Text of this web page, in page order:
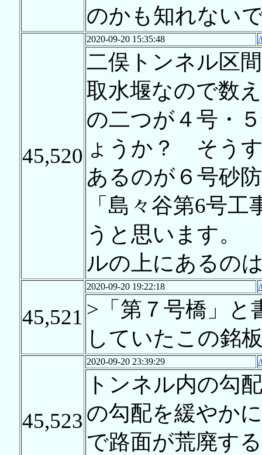
のかも知れない
45,520
2020-09-20 15:35:48
二俣トンネル区
取水堰なので数
の二つが４号・
ょうか？ そう
あるのが６号砂
「島々谷第6号
うと思います。
ルの上にあるの
45,521
2020-09-20 19:22:18
>「第７号橋」と
していたこの銘
45,523
2020-09-20 23:39:29
トンネル内の勾
の勾配を緩やか
で路面が荒廃す